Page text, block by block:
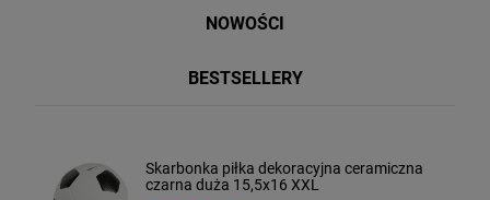
NOWOŚCI
BESTSELLERY
Skarbonka piłka dekoracyjna ceramiczna
czarna duża 15,5x16 XXL
Taca dekoracyjna drewniana drzewo
mango 4x30x20 185559